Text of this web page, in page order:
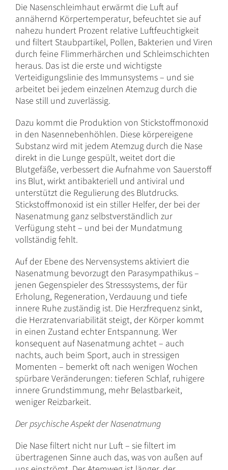
Die Nasenschleimhaut erwärmt die Luft auf
annähernd Körpertemperatur, befeuchtet sie auf
nahezu hundert Prozent relative Luftfeuchtigkeit
und filtert Staubpartikel, Pollen, Bakterien und Viren
durch feine Flimmerhärchen und Schleimschichten
heraus. Das ist die erste und wichtigste
Verteidigungslinie des Immunsystems – und sie
arbeitet bei jedem einzelnen Atemzug durch die
Nase still und zuverlässig.
Dazu kommt die Produktion von Stickstoffmonoxid
in den Nasennebenhöhlen. Diese körpereigene
Substanz wird mit jedem Atemzug durch die Nase
direkt in die Lunge gespült, weitet dort die
Blutgefäße, verbessert die Aufnahme von Sauerstoff
ins Blut, wirkt antibakteriell und antiviral und
unterstützt die Regulierung des Blutdrucks.
Stickstoffmonoxid ist ein stiller Helfer, der bei der
Nasenatmung ganz selbstverständlich zur
Verfügung steht – und bei der Mundatmung
vollständig fehlt.
Auf der Ebene des Nervensystems aktiviert die
Nasenatmung bevorzugt den Parasympathikus –
jenen Gegenspieler des Stresssystems, der für
Erholung, Regeneration, Verdauung und tiefe
innere Ruhe zuständig ist. Die Herzfrequenz sinkt,
die Herzratenvariabilität steigt, der Körper kommt
in einen Zustand echter Entspannung. Wer
konsequent auf Nasenatmung achtet – auch
nachts, auch beim Sport, auch in stressigen
Momenten – bemerkt oft nach wenigen Wochen
spürbare Veränderungen: tieferen Schlaf, ruhigere
innere Grundstimmung, mehr Belastbarkeit,
weniger Reizbarkeit.
Der psychische Aspekt der Nasenatmung
Die Nase filtert nicht nur Luft – sie filtert im
übertragenen Sinne auch das, was von außen auf